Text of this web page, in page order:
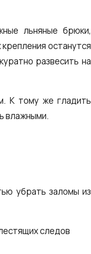
льняные брюки,
останутся
развесить на
К тому же гладить
влажными.
убрать заломы из
следов